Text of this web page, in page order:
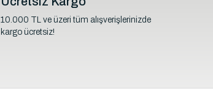
10.000 TL ve üzeri tüm alışverişlerinizde
kargo ücretsiz!